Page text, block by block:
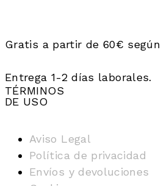
Gratis a partir de 60€ según
Entrega 1-2 días laborales.
TÉRMINOS
DE USO
Aviso Legal
Política de privacidad
Envíos y devoluciones